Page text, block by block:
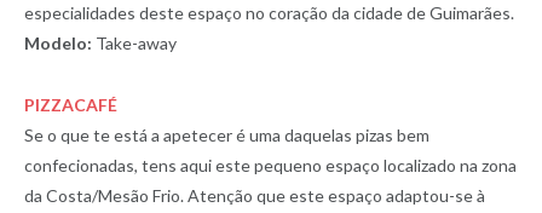
especialidades deste espaço no coração da cidade de Guimarães.
Modelo: Take-away
PIZZACAFÉ
Se o que te está a apetecer é uma daquelas pizas bem
confecionadas, tens aqui este pequeno espaço localizado na zona
da Costa/Mesão Frio. Atenção que este espaço adaptou-se à